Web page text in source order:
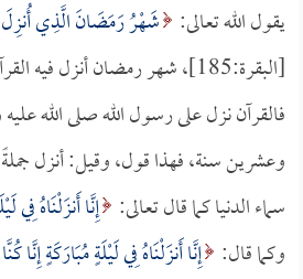
يقول الله تعالى: شَهْرُ رَمَضَانَ الَّذِي أُنزِلَ
[البقرة:185]، شهر رمضان أنزل فيه
فالقرآن نزل على رسول الله صلى الله
وعشرين سنة، فهذا قول، وقيل: أنزل جملةً
سماء الدنيا كما قال تعالى: إِنَّا أَنزَلْنَاهُ فِي
وكما قال: إِنَّا أَنزَلْنَاهُ فِي لَيْلَةٍ مُبَارَكَةٍ إِنَّا